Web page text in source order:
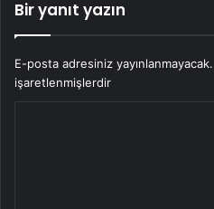
Bir yanıt yazın
E-posta adresiniz yayınlanmayacak.
işaretlenmişlerdir